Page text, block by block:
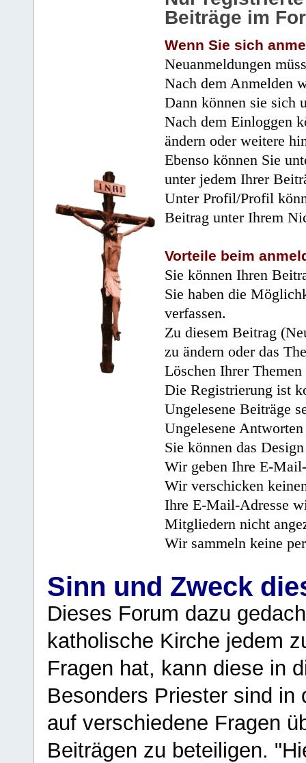
Beiträge im
Wenn Sie sich
Neuanmeldungen
Nach dem Anmelden
Dann können sie sich
Nach dem Einloggen
ändern oder weitere
Ebenso können Sie
unter jedem Ihrer
Unter Profil/Profil
Beitrag unter Ihrem
Vorteile beim
Sie können Ihren
Sie haben die
verfassen.
Zu diesem Beitrag
zu ändern oder das
Löschen Ihrer
Die Registrierung ist
Ungelesene Beiträge
Ungelesene
Sie können das
Wir geben Ihre E-
Wir verschicken
Ihre E-Mail-Adresse
Mitgliedern nicht
Wir sammeln keine
Sinn und Zweck
Dieses Forum dazu
katholische Kirche jedem
Fragen hat, kann diese in
Besonders Priester sind in
auf verschiedene Fragen
Beiträgen zu beteiligen.